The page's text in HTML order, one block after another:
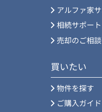
アルファ家
相続サポート
売却のご相
買いたい
物件を探す
ご購入ガイド